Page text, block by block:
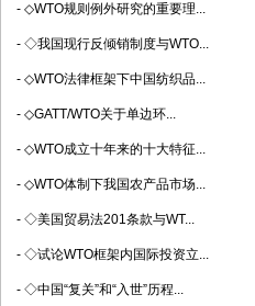
- ◇WTO规则例外研究的重要理...
- ◇我国现行反倾销制度与WTO...
- ◇WTO法律框架下中国纺织品...
- ◇GATT/WTO关于单边环...
- ◇WTO成立十年来的十大特征...
- ◇WTO体制下我国农产品市场...
- ◇美国贸易法201条款与WT...
- ◇试论WTO框架内国际投资立...
- ◇中国“复关”和“入世”历程...